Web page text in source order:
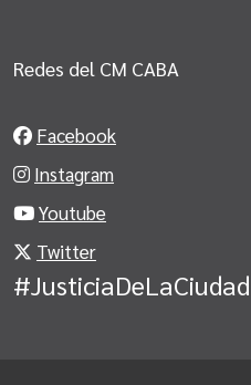
Redes del CM CABA
Facebook
Instagram
Youtube
Twitter
#JusticiaDeLaCiudad